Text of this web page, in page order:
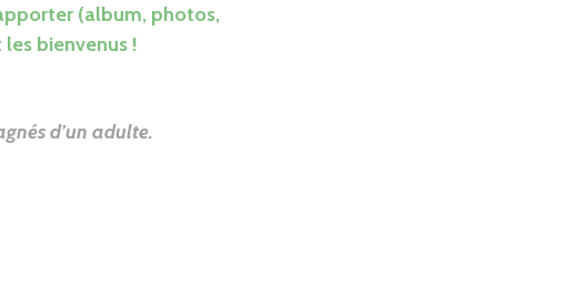
(album, photos,
bienvenus !
d’un adulte.